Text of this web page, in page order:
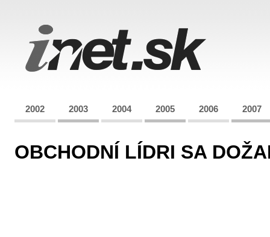
2002 2003 2004 2005 2006 2007
OBCHODNÍ LÍDRI SA